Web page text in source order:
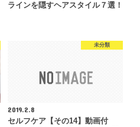
ラインを隠すヘアスタイル７選！
未分類
2019.2.8
セルフケア【その14】動画付